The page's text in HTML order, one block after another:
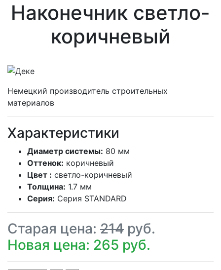
Наконечник светло-
коричневый
Немецкий производитель строительных
материалов
Характеристики
Диаметр системы: 80 мм
Оттенок: коричневый
Цвет : светло-коричневый
Толщина: 1.7 мм
Серия: Серия STANDARD
Старая цена: 214 руб.
Новая цена: 265 руб.